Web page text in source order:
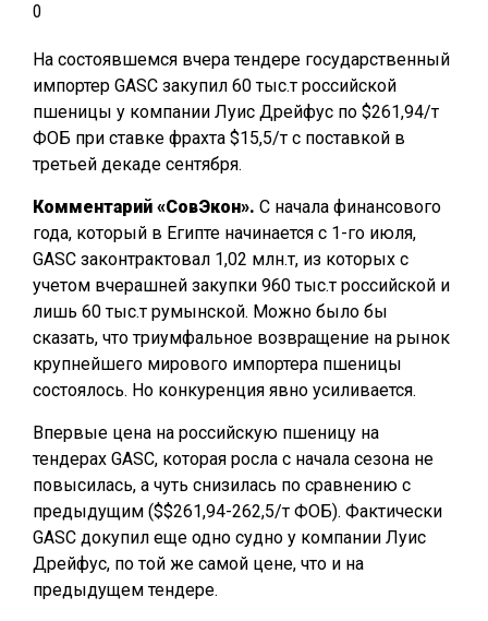
0
На состоявшемся вчера тендере государственный
импортер GASC закупил 60 тыс.т российской
пшеницы у компании Луис Дрейфус по $261,94/т
ФОБ при ставке фрахта $15,5/т с поставкой в
третьей декаде сентября.
Комментарий «СовЭкон». С начала финансового
года, который в Египте начинается с 1-го июля,
GASC законтрактовал 1,02 млн.т, из которых с
учетом вчерашней закупки 960 тыс.т российской и
лишь 60 тыс.т румынской. Можно было бы
сказать, что триумфальное возвращение на рынок
крупнейшего мирового импортера пшеницы
состоялось. Но конкуренция явно усиливается.
Впервые цена на российскую пшеницу на
тендерах GASC, которая росла с начала сезона не
повысилась, а чуть снизилась по сравнению с
предыдущим ($$261,94-262,5/т ФОБ). Фактически
GASC докупил еще одно судно у компании Луис
Дрейфус, по той же самой цене, что и на
предыдущем тендере.